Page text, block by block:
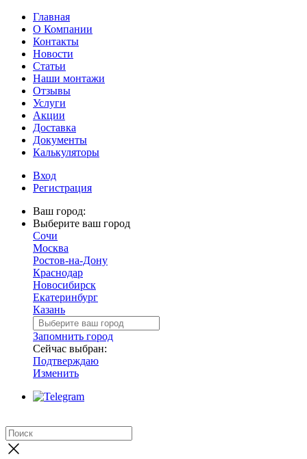
Главная
О Компании
Контакты
Новости
Статьи
Наши монтажи
Отзывы
Услуги
Акции
Доставка
Документы
Калькуляторы
Вход
Регистрация
Ваш город:
Выберите ваш город
Сочи
Москва
Ростов-на-Дону
Краснодар
Новосибирск
Екатеринбург
Казань
Запомнить город
Сейчас выбран:
Подтверждаю
Изменить